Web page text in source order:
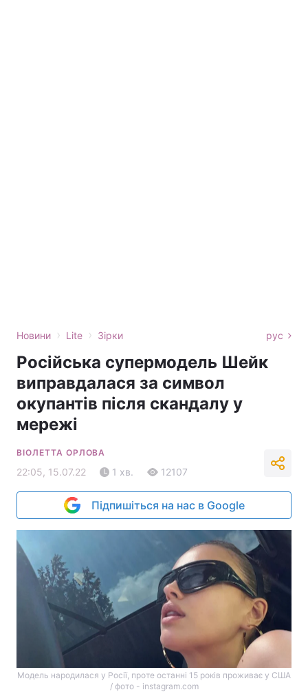
Новини › Lite › Зірки рус
Російська супермодель Шейк
виправдалася за символ
окупантів після скандалу у
мережі
ВІОЛЕТТА ОРЛОВА
22:05, 15.07.22 1 хв. 12107
Підпишіться на нас в Google
Модель народилася у Росії, проте останні 15 років проживає у США
/ фото - instagram.com